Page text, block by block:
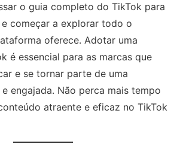
o guia completo do TikTok para
começar a explorar todo o
oferece. Adotar uma
é essencial para as marcas que
e se tornar parte de uma
engajada. Não perca mais tempo
atraente e eficaz no TikTok